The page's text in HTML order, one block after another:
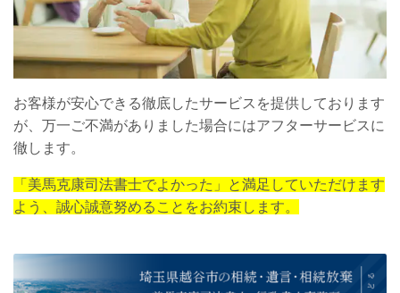
お客様が安心できる徹底したサービスを提供しております
が、万一ご不満がありました場合にはアフターサービスに
徹します。
「美馬克康司法書士でよかった」と満足していただけます
よう、誠心誠意努めることをお約束します。